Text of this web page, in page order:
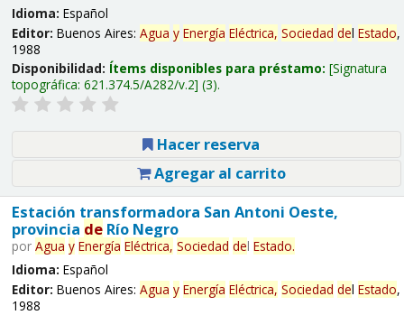
Idioma: Español
Editor: Buenos Aires: Agua y Energía Eléctrica, Sociedad del Estado,
1988
Disponibilidad: Ítems disponibles para préstamo: Signatura
topográfica: 621.374.5/A282/v.2 (3).
Hacer reserva
Agregar al carrito
Estación transformadora San Antoni Oeste,
provincia deRío Negro
por Agua y Energía Eléctrica, Sociedad del Estado.
Idioma: Español
Editor: Buenos Aires: Agua y Energía Eléctrica, Sociedad del Estado,
1988